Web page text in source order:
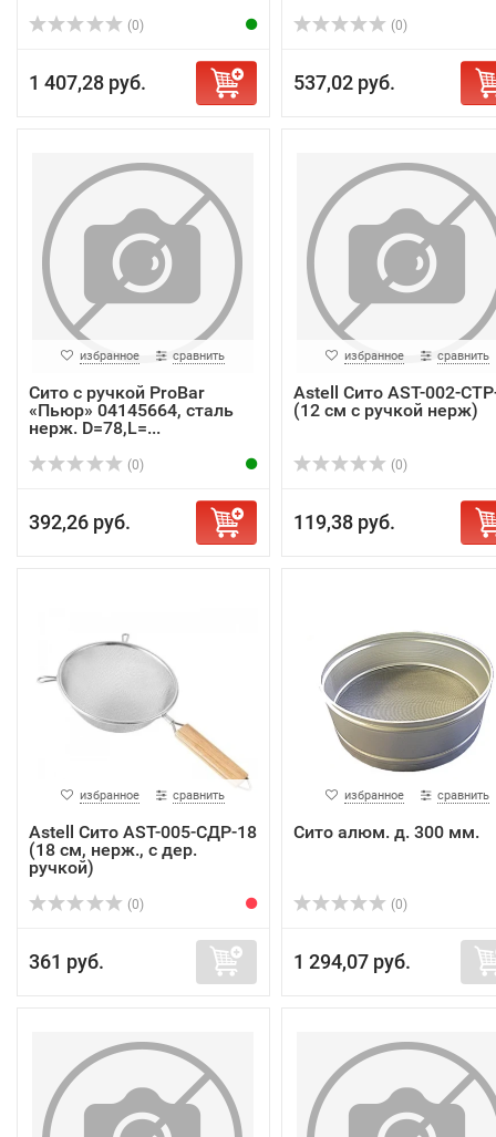
(0)
1 407,28 руб.
(0)
537,02 руб.
избранное сравнить
Сито с ручкой ProBar
«Пьюр» 04145664, сталь
нерж. D=78,L=...
(0)
392,26 руб.
избранное сравнить
Astell Сито AST-002-
(12 см с ручкой нерж)
(0)
119,38 руб.
избранное сравнить
Astell Сито AST-005-СДР-18
(18 см, нерж., с дер.
ручкой)
(0)
361 руб.
избранное сравнить
Сито алюм. д. 300 мм.
(0)
1 294,07 руб.